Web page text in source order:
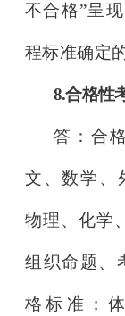
不合格”呈
程标准确定
8.合格性
答：合
文、数学、
物理、化学
组织命题、
格标准；